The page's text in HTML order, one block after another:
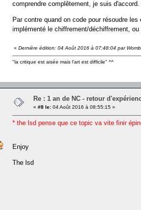
comprendre complêtement, je suis d'accord.
Par contre quand on code pour résoudre
implémenté le chiffrement/déchiffrement,
« Dernière édition: 04 Août 2016 à 07:48:04 par Womb
"la critique est aisée mais l’art est difficile" ^^
Re : 1 an de NC - retour
« #8 le: 04 Août 2016 à 08:55:15 »
* the lsd pense que ce topic va vite finir
Enjoy
The lsd